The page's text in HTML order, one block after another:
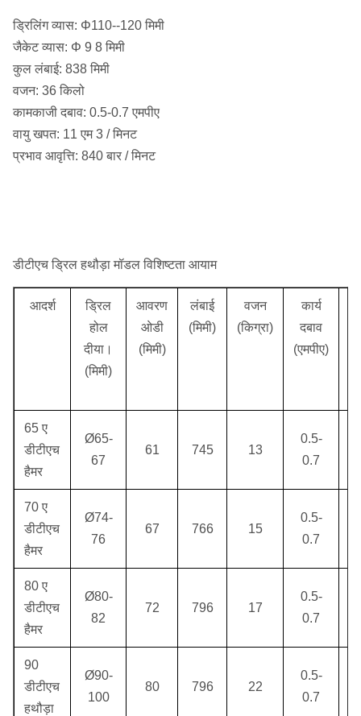
ड्रिलिंग व्यास: Φ110--120 मिमी
जैकेट व्यास: Φ 9 8 मिमी
कुल लंबाई: 838 मिमी
वजन: 36 किलो
कामकाजी दबाव: 0.5-0.7 एमपीए
वायु खपत: 11 एम 3 / मिनट
प्रभाव आवृत्ति: 840 बार / मिनट
डीटीएच ड्रिल हथौड़ा मॉडल विशिष्टता आयाम
आदर्श
ड्रिल
होल
दीया।
(मिमी)
आवरण
ओडी
(मिमी)
लंबाई
(मिमी)
वजन
(किग्रा)
कार्य
दबाव
(एमपीए)
65 ए
डीटीएच
हैमर
Ø65-
67
61 745 13
0.5-
0.7
70 ए
डीटीएच
हैमर
Ø74-
76
67 766 15
0.5-
0.7
80 ए
डीटीएच
हैमर
Ø80-
82
72 796 17
0.5-
0.7
90
डीटीएच
हथौड़ा
Ø90-
100
80 796 22
0.5-
0.7